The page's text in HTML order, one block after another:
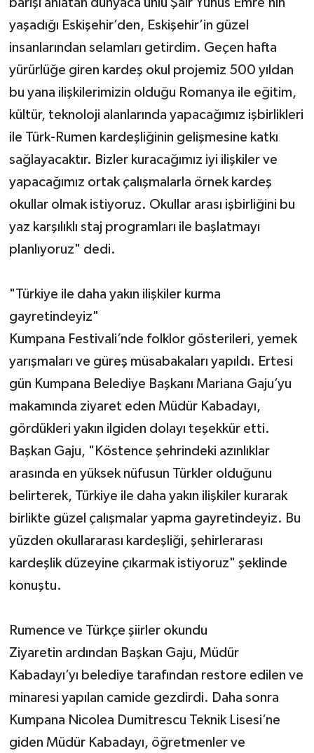
barışı anlatan dünyaca ünlü Şair Yunus Emre’nin
yaşadığı Eskişehir’den, Eskişehir’in güzel
insanlarından selamları getirdim. Geçen hafta
yürürlüğe giren kardeş okul projemiz 500 yıldan
bu yana ilişkilerimizin olduğu Romanya ile eğitim,
kültür, teknoloji alanlarında yapacağımız işbirlikleri
ile Türk-Rumen kardeşliğinin gelişmesine katkı
sağlayacaktır. Bizler kuracağımız iyi ilişkiler ve
yapacağımız ortak çalışmalarla örnek kardeş
okullar olmak istiyoruz. Okullar arası işbirliğini bu
yaz karşılıklı staj programları ile başlatmayı
planlıyoruz" dedi.
"Türkiye ile daha yakın ilişkiler kurma
gayretindeyiz"
Kumpana Festivali’nde folklor gösterileri, yemek
yarışmaları ve güreş müsabakaları yapıldı. Ertesi
gün Kumpana Belediye Başkanı Mariana Gaju’yu
makamında ziyaret eden Müdür Kabadayı,
gördükleri yakın ilgiden dolayı teşekkür etti.
Başkan Gaju, "Köstence şehrindeki azınlıklar
arasında en yüksek nüfusun Türkler olduğunu
belirterek, Türkiye ile daha yakın ilişkiler kurarak
birlikte güzel çalışmalar yapma gayretindeyiz. Bu
yüzden okullararası kardeşliği, şehirlerarası
kardeşlik düzeyine çıkarmak istiyoruz" şeklinde
konuştu.
Rumence ve Türkçe şiirler okundu
Ziyaretin ardından Başkan Gaju, Müdür
Kabadayı’yı belediye tarafından restore edilen ve
minaresi yapılan camide gezdirdi. Daha sonra
Kumpana Nicolea Dumitrescu Teknik Lisesi’ne
giden Müdür Kabadayı, öğretmenler ve